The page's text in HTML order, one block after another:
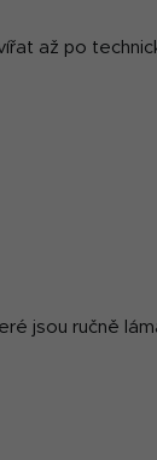
až po
jsou ručně